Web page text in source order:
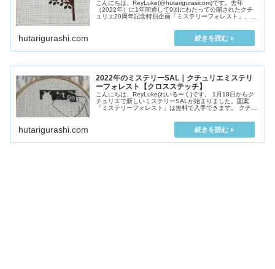
こんにちは、ReyLuke(@hutarigurasicom)です。去年
（2022年）に1年間通して9回にわたって公開されたクチ
ュリエ20周年記念特別企画「ミステリーフォレスト」、大
hutarigurashi.com
2022年のミステリーSAL｜クチュリエミステリ
ーフォレスト【クロスステッチ】
こんにちは、ReyLuke(れいるーく)です。 1月18日からク
チュリエで新しいミステリーSALが始まりました。図案
「ミステリーフォレスト」は無料で入手できます。 クチュ
hutarigurashi.com